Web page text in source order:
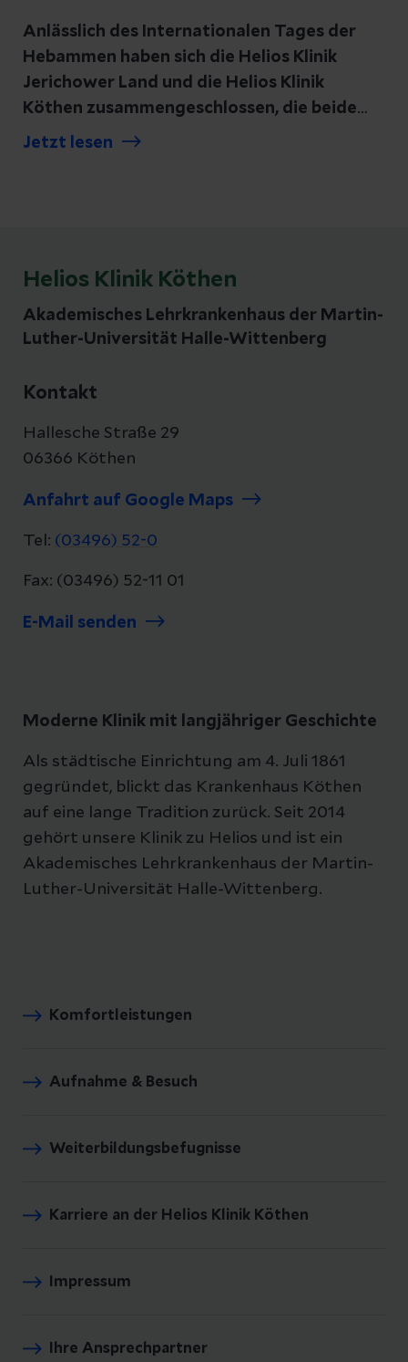
Anlässlich des Internationalen Tages der
Hebammen haben sich die Helios Klinik
Jerichower Land und die Helios Klinik
Köthen zusammengeschlossen, die beide
zum Klinikverbund Helios Cluster
Jetzt lesen
Helios Klinik Köthen
Akademisches Lehrkrankenhaus der Martin-
Luther-Universität Halle-Wittenberg
Kontakt
Hallesche Straße 29
06366 Köthen
Anfahrt auf Google Maps
Tel: (03496) 52-0
Fax: (03496) 52-11 01
E-Mail senden
Moderne Klinik mit langjähriger Geschichte
Als städtische Einrichtung am 4. Juli 1861
gegründet, blickt das Krankenhaus Köthen
auf eine lange Tradition zurück. Seit 2014
gehört unsere Klinik zu Helios und ist ein
Akademisches Lehrkrankenhaus der Martin-
Luther-Universität Halle-Wittenberg.
Komfortleistungen
Aufnahme & Besuch
Weiterbildungsbefugnisse
Karriere an der Helios Klinik Köthen
Impressum
Ihre Ansprechpartner